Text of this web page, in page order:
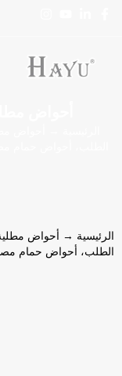
الرئيسية → أحواض مطلية
الطلب، أحواض حمام